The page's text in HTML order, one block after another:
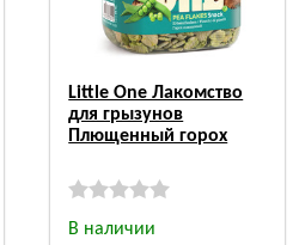
Little One Лакомство
для грызунов
Плющенный горох
В наличии